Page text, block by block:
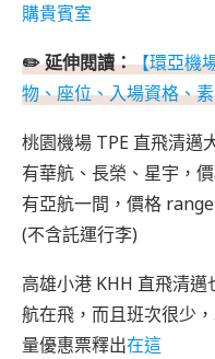
購貴賓室
✏️ 延伸閱讀：【環亞機
物、座位、入場資格、
桃園機場 TPE 直飛清邁
有華航、長榮、星宇，
有亞航一間，價格
(不含託運行李)
高雄小港 KHH 直飛清
航在飛，而且班次很少
量優惠票釋出在這